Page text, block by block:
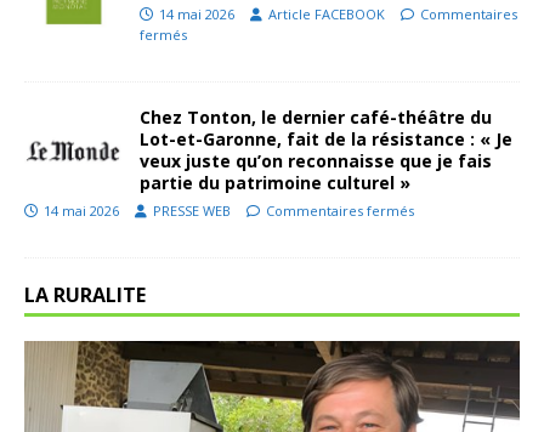
14 mai 2026 Article FACEBOOK
Commentaires
fermés
Chez Tonton, le dernier café-théâtre du
Lot-et-Garonne, fait de la résistance : « Je
veux juste qu’on reconnaisse que je fais
partie du patrimoine culturel »
14 mai 2026 PRESSE WEB Commentaires fermés
LA RURALITE